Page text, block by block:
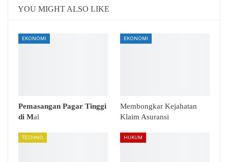
Email
YOU MIGHT ALSO LIKE
EKONOMI
Pemasangan Pagar Tinggi
di Mal
EKONOMI
Membongkar Kejahatan
Klaim Asuransi
TECHNO HUKUM